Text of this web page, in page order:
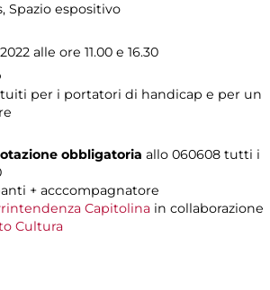
, Spazio espositivo
alle ore 11.00 e 16.30
per i portatori di handicap e per un
obbligatoria allo 060608 tutti i
+ acccompagnatore
Capitolina in collaborazione
Cultura